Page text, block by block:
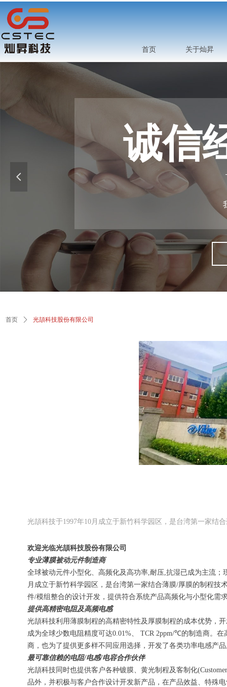
首页 关于灿昇
首页 ꄲ 光頡科技股份有限公司
光頡科技于1997年10月成立于新竹科学园区，是台湾第一家结
欢迎光临光頡科技股份有限公司
专业薄膜被动元件制造商
全球被动元件小型化、高频化及高功率,耐压,抗湿已成为主流
月成立于新竹科学园区，是台湾第一家结合薄膜/厚膜的制程
件/模组整合的设计开发，提供符合系统产品高频化与小型化需
提供高精密电阻及高频电感
光頡科技利用薄膜制程的高精密特性及厚膜制程的成本优势，
成为全球少数电阻精度可达0.01%、 TCR 2ppm/℃的制造商。
商，也为了提供更多样不同应用选择，开发了各类功率电感产
最可靠信赖的电阻/电感/电容合作伙伴
光頡科技同时也提供客户各种镀膜、黄光制程及客制化
品外，并积极与客户合作设计开发新产品，在产品效益、特殊
诚信
넳